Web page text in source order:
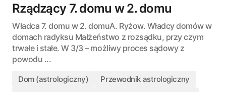
Rządzący 7. domu w 2. domu
Władca 7. domu w 2. domuA. Ryżow. Władcy domów w
domach radyksu Małżeństwo z rozsądku, przy czym
trwałe i stałe. W 3/3 – możliwy proces sądowy z
powodu ...
Dom (astrologiczny)
Przewodnik astrologiczny